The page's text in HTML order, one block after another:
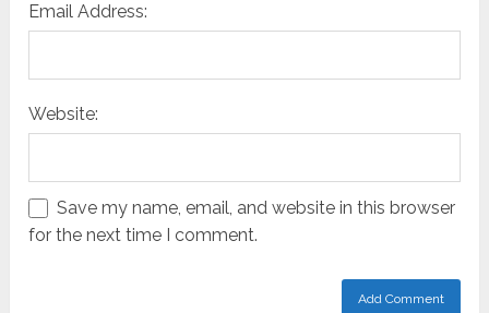
Email Address:
Website:
Save my name, email, and website in this browser
for the next time I comment.